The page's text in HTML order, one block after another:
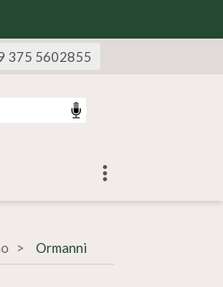
375 5602855
Ormanni